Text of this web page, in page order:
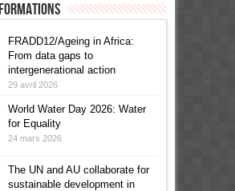
FRADD12/Ageing in Africa:
From data gaps to
intergenerational action
29 avril 2026
World Water Day 2026: Water
for Equality
24 mars 2026
The UN and AU collaborate for
sustainable development in